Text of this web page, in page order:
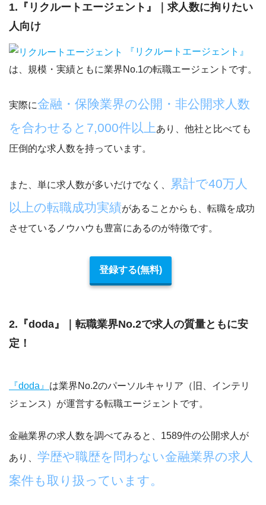
1.『リクルートエージェント』｜求人数に拘りたい
人向け
『リクルートエージェント』
は、規模・実績ともに業界No.1の転職エージェントです。
実際に金融・保険業界の公開・非公開求人数
を合わせると7,000件以上あり、他社と比べても
圧倒的な求人数を持っています。
また、単に求人数が多いだけでなく、
累計で40万人
以上の転職成功実績があることからも、転職を成功
させているノウハウも豊富にあるのが特徴です。
登録する(無料)
2.『doda』｜転職業界No.2で求人の質量ともに安
定！
『doda』 は業界No.2のパーソルキャリア（旧、インテリ
ジェンス）が運営する転職エージェントです。
金融業界の求人数を調べてみると、1589件の公開求人が
あり、 学歴や職歴を問わない金融業界の求人
案件も取り扱っています。